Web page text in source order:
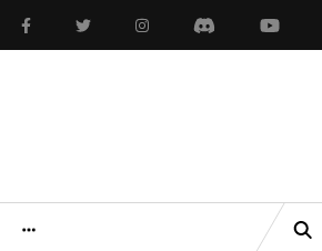
FacebookTwitter InstagramDiscord